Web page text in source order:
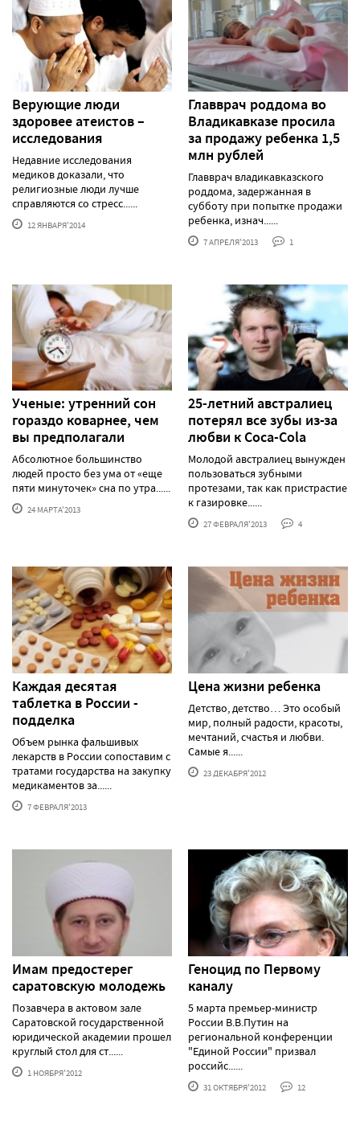
Верующие люди
здоровее атеистов –
исследования
Недавние исследования
медиков доказали, что
религиозные люди лучше
справляются со стресс......
12 ЯНВАРЯ'2014
Главврач роддома во
Владикавказе просила
за продажу ребенка 1,5
млн рублей
Главврач владикавказского
роддома, задержанная в
субботу при попытке продажи
ребенка, изнач......
7 АПРЕЛЯ'2013 1
Ученые: утренний сон
гораздо коварнее, чем
вы предполагали
Абсолютное большинство
людей просто без ума от «еще
пяти минуточек» сна по утра......
24 МАРТА'2013
25-летний австралиец
потерял все зубы из-за
любви к Coca-Cola
Молодой австралиец вынужден
пользоваться зубными
протезами, так как пристрастие
к газировке......
27 ФЕВРАЛЯ'2013 4
Каждая десятая
таблетка в России -
подделка
Объем рынка фальшивых
лекарств в России сопоставим с
тратами государства на закупку
медикаментов за......
7 ФЕВРАЛЯ'2013
Цена жизни ребенка
Детство, детство… Это особый
мир, полный радости, красоты,
мечтаний, счастья и любви.
Самые я......
23 ДЕКАБРЯ'2012
Имам предостерег
саратовскую молодежь
Позавчера в актовом зале
Саратовской государственной
юридической академии прошел
круглый стол для ст......
1 НОЯБРЯ'2012
Геноцид по Первому
каналу
5 марта премьер-министр
России В.В.Путин на
региональной конференции
"Единой России" призвал
российс......
31 ОКТЯБРЯ'2012 12